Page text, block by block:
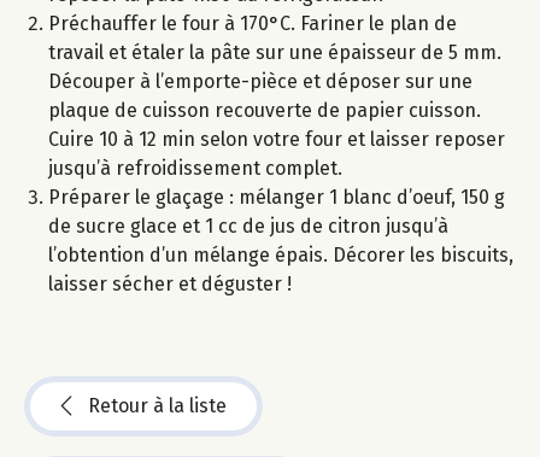
Préchauffer le four à 170°C. Fariner le plan de
travail et étaler la pâte sur une épaisseur de 5 mm.
Découper à l’emporte-pièce et déposer sur une
plaque de cuisson recouverte de papier cuisson.
Cuire 10 à 12 min selon votre four et laisser reposer
jusqu’à refroidissement complet.
Préparer le glaçage : mélanger 1 blanc d’oeuf, 150 g
de sucre glace et 1 cc de jus de citron jusqu’à
l’obtention d’un mélange épais. Décorer les biscuits,
laisser sécher et déguster !
Retour à la liste